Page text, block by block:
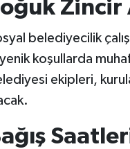
Zincir
belediyecilik
koşullarda
ekipleri,